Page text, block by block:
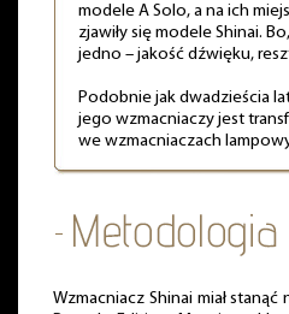
modele A Solo, a na ich
zjawiły się modele Shinai.
jedno – jakość dźwięku,
Podobnie jak dwadzieścia
jego wzmacniaczy jest
we wzmacniaczach
Wzmacniacz Shinai miał